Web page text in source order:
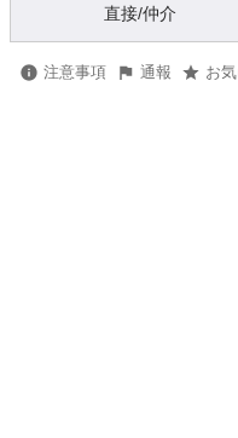
直接/仲介
注意事項 通報 お